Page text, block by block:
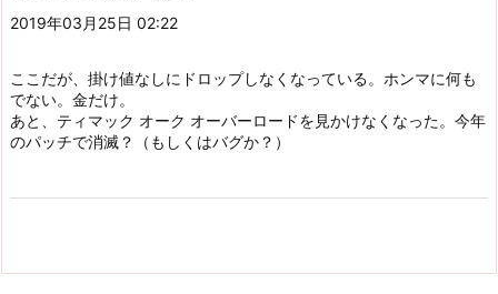
2019年03月25日 02:22
ここだが、掛け値なしにドロップしなくなっている。ホンマに何も
でない。金だけ。
あと、ティマック オーク オーバーロードを見かけなくなった。今年
のパッチで消滅？（もしくはバグか？）